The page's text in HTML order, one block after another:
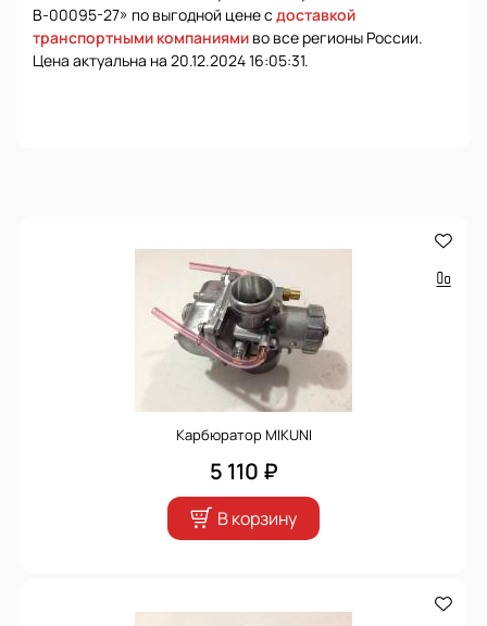
В-00095-27» по выгодной цене с доставкой
транспортными компаниями во все регионы России.
Цена актуальна на 20.12.2024 16:05:31.
Карбюратор MIKUNI
5 110 ₽
В корзину